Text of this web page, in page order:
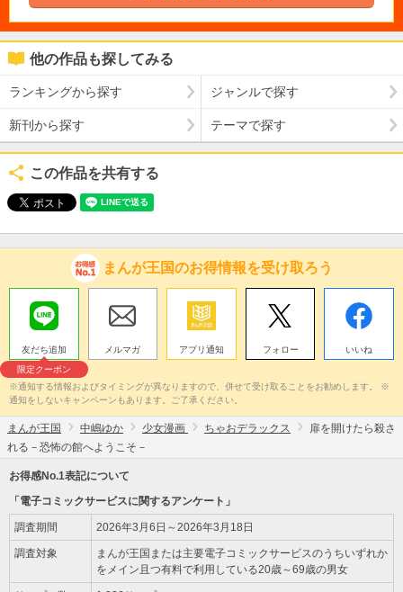
他の作品も探してみる
ランキングから探す ジャンルで探す
新刊から探す テーマで探す
この作品を共有する
まんが王国のお得情報を受け取ろう
友だち追加
限定クーポン
メルマガ アプリ通知 フォロー いいね
※通知する情報およびタイミングが異なりますので、併せて受け取ることをお勧めします。 ※
通知をしないキャンペーンもあります。ご了承ください。
まんが王国 中嶋ゆか 少女漫画 ちゃおデラックス
扉を開けたら殺さ
れる－恐怖の館へようこそ－
お得感No.1表記について
「電子コミックサービスに関するアンケート」
調査期間 2026年3月6日～2026年3月18日
調査対象
まんが王国または主要電子コミックサービスのうちいずれか
をメイン且つ有料で利用している20歳～69歳の男女